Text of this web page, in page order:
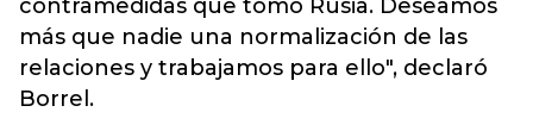
contramedidas que tomó Rusia. Deseamos
más que nadie una normalización de las
relaciones y trabajamos para ello", declaró
Borrel.